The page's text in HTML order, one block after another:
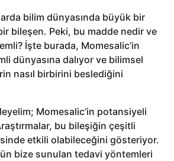
bilim dünyasında büyük bir
bileşen. Peki, bu madde nedir ve
İşte burada, Momesalic’in
dünyasına dalıyor ve bilimsel
nasıl birbirini beslediğini
Momesalic’in potansiyeli
bu bileşiğin çeşitli
etkili olabileceğini gösteriyor.
bize sunulan tedavi yöntemleri